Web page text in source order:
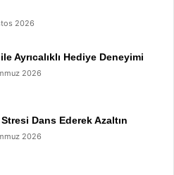
2026
Ayrıcalıklı Hediye Deneyimi
2026
Dans Ederek Azaltın
2026